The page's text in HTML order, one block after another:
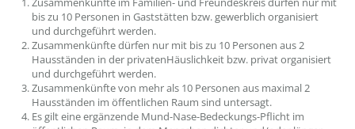
bis zu 10 Personen in Gaststätten bzw. gewerblich organisiert
und durchgeführt werden.
Zusammenkünfte dürfen nur mit bis zu 10 Personen aus 2
Hausständen in der privatenHäuslichkeit bzw. privat organisiert
und durchgeführt werden.
Zusammenkünfte von mehr als 10 Personen aus maximal 2
Hausständen im öffentlichen Raum sind untersagt.
Es gilt eine ergänzende Mund-Nase-Bedeckungs-Pflicht im